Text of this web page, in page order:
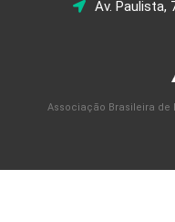
Av. Paulista,
Associação Brasileira de